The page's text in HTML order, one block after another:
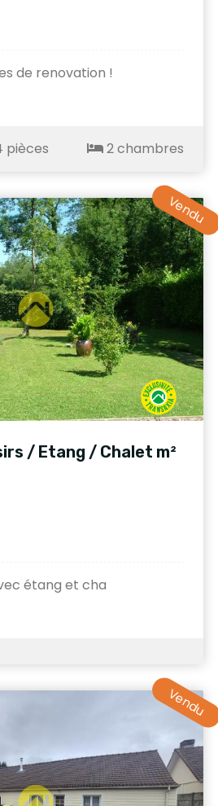
de renovation !
pièces 2 chambres
Vendu
/ Etang / Chalet m²
étang et cha
Vendu